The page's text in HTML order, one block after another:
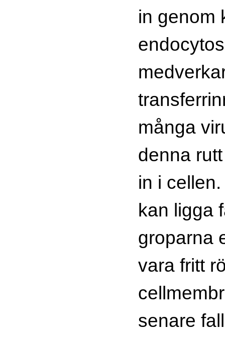
in genom
många
denna
in i
kan ligga
groparna
vara fritt
senare